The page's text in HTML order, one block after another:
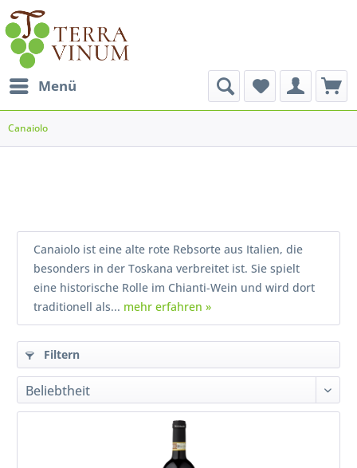
Menü
Canaiolo
Canaiolo ist eine alte rote Rebsorte aus Italien, die
besonders in der Toskana verbreitet ist. Sie spielt
eine historische Rolle im Chianti-Wein und wird dort
traditionell als... mehr erfahren »
Filtern